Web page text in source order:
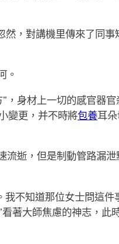
然，對講機里傳來了同事
。
，身材上一切的感官器官
變更，并不時將包養耳
流逝，但是制動管路漏
我不知道那位女士問這件
著大師焦慮的神志，此